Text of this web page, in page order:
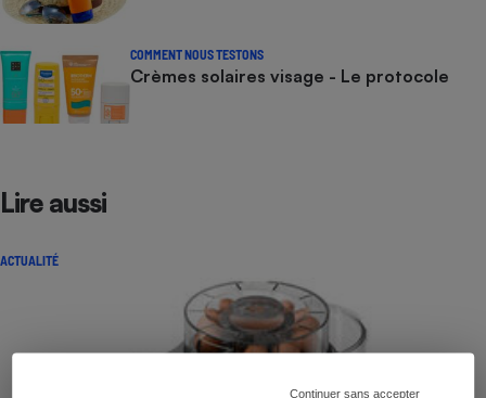
Continuer sans accepter
COMMENT NOUS TESTONS
Crèmes solaires visage - Le protocole
Lire aussi
ACTUALITÉ